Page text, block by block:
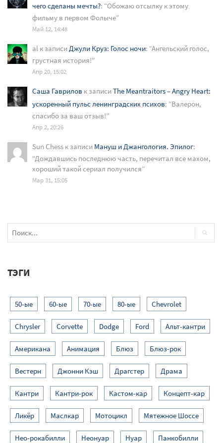
чего сделаны мечты?: “Обожаю отсылку к этому
фильму в первом Фолыче”
Май 12, 14:48
al к записи Джули Круз: Голос ночи: “Ангельский голос,
грустная история!”
Апр 20, 15:02
Саша Гаврилов к записиThe Meantraitors – Angry Heart:
ускоренный пульс ленинградских психов: “Валерон,
спасибо за ваш отзыв!”
Апр 2, 20:26
Sun Chess к записи Мануш и Джангология. Эпилог:
“Дождавшись последнюю часть, перечитал все махом,
хороший такой сериал получился”
Мар 31, 15:05
ТЭГИ
50-ые 60-ые 70-ые 80-ые Chevrolet
Chrysler Corvette Dodge Ford Альт-кантри
Американа Анимация Блюз Блюз-рок
Вестерн Джонни Кэш Драгстер Драма
Кантри Кантри-рок Кастом-кар Концепт-кар
Ликёр Маслкар Мотоцикл Мятежное Шоссе
Нео-рокабилли Неонуар Нуар Панкобилли